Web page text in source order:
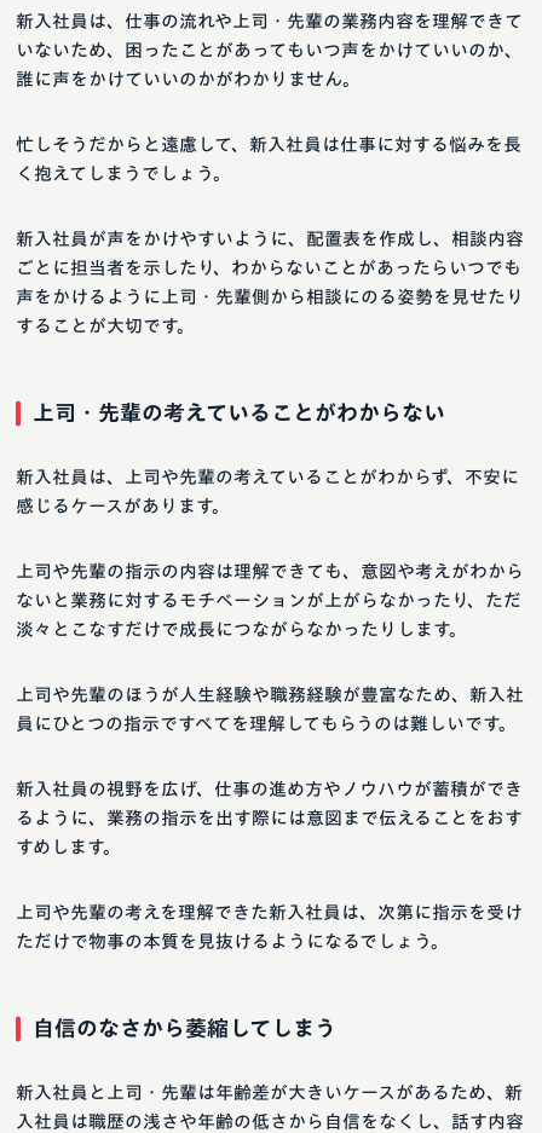
新入社員は、仕事の流れや上司・先輩の業務内容を理解できて
いないため、困ったことがあってもいつ声をかけていいのか、
誰に声をかけていいのかがわかりません。
忙しそうだからと遠慮して、新入社員は仕事に対する悩みを長
く抱えてしまうでしょう。
新入社員が声をかけやすいように、配置表を作成し、相談内容
ごとに担当者を示したり、わからないことがあったらいつでも
声をかけるように上司・先輩側から相談にのる姿勢を見せたり
することが大切です。
上司・先輩の考えていることがわからない
新入社員は、上司や先輩の考えていることがわからず、不安に
感じるケースがあります。
上司や先輩の指示の内容は理解できても、意図や考えがわから
ないと業務に対するモチベーションが上がらなかったり、ただ
淡々とこなすだけで成長につながらなかったりします。
上司や先輩のほうが人生経験や職務経験が豊富なため、新入社
員にひとつの指示ですべてを理解してもらうのは難しいです。
新入社員の視野を広げ、仕事の進め方やノウハウが蓄積ができ
るように、業務の指示を出す際には意図まで伝えることをおす
すめします。
上司や先輩の考えを理解できた新入社員は、次第に指示を受け
ただけで物事の本質を見抜けるようになるでしょう。
自信のなさから萎縮してしまう
新入社員と上司・先輩は年齢差が大きいケースがあるため、新
入社員は職歴の浅さや年齢の低さから自信をなくし、話す内容